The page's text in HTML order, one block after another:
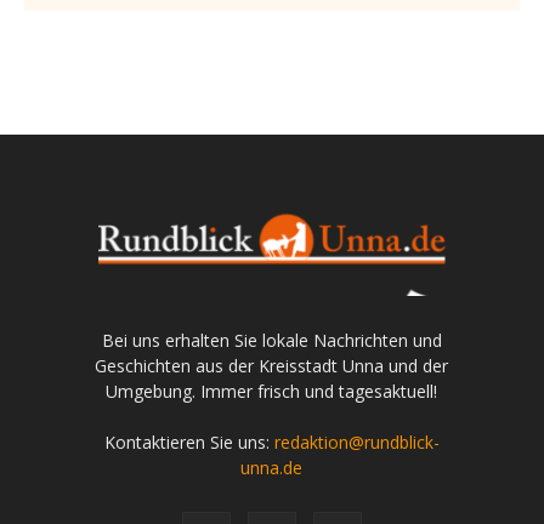
Bei uns erhalten Sie lokale Nachrichten und
Geschichten aus der Kreisstadt Unna und der
Umgebung. Immer frisch und tagesaktuell!
Kontaktieren Sie uns: redaktion@rundblick-
unna.de